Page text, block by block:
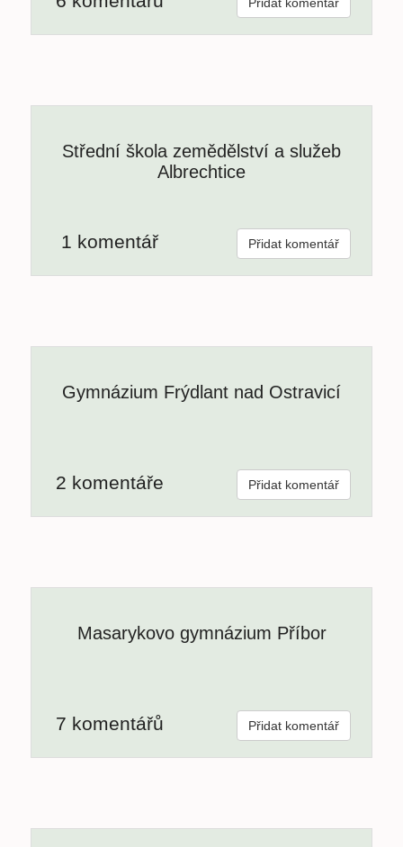
Přidat komentář
Střední škola zemědělství a služeb
Albrechtice
1 komentář Přidat komentář
Gymnázium Frýdlant nad Ostravicí
2 komentáře Přidat komentář
Masarykovo gymnázium Příbor
7 komentářů Přidat komentář